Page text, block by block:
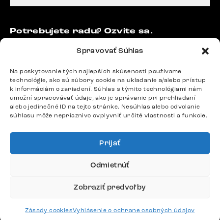
Spravovať Súhlas
Na poskytovanie tých najlepších skúseností používame
technológie, ako sú súbory cookie na ukladanie a/alebo prístup
k informáciám o zariadení. Súhlas s týmito technológiami nám
umožní spracovávať údaje, ako je správanie pri prehliadaní
alebo jedinečné ID na tejto stránke. Nesúhlas alebo odvolanie
súhlasu môže nepriaznivo ovplyvniť určité vlastnosti a funkcie.
Prijať
Odmietnúť
Zobraziť predvoľby
Zásady cookiesVyhlásenie o ochrane osobných údajov
Potrebujete radu? Ozvite sa.
Po – Pia: 9:00 – 17:00
Odpovedáme do 24 hodín.
Google recenzie
Platby